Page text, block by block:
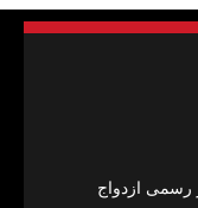
رسمی ازدواج